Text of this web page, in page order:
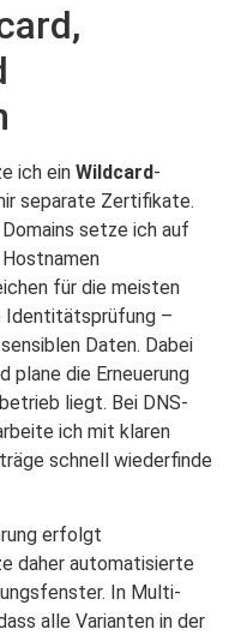
ich ein Wildcard-
separate Zertifikate.
setze ich auf
für die meisten
Identitätsprüfung –
Daten. Dabei
plane die Erneuerung
liegt. Bei DNS-
ich mit klaren
schnell wiederfinde
erfolgt
daher automatisierte
In Multi-
alle Varianten in der